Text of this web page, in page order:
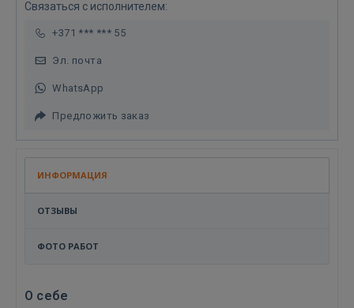
Связаться с исполнителем:
+371 *** *** 55
Эл. почта
WhatsApp
Предложить заказ
ИНФОРМАЦИЯ
ОТЗЫВЫ
ФОТО РАБОТ
О себе